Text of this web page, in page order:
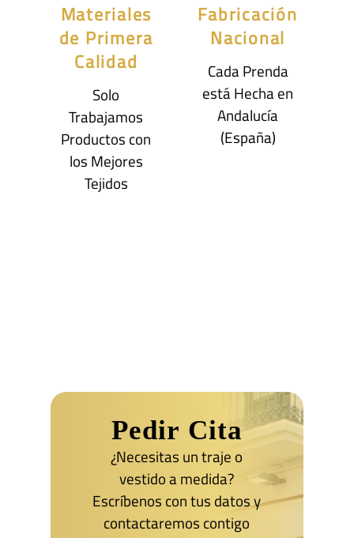
Materiales
de Primera
Calidad
Solo
Trabajamos
Productos con
los Mejores
Tejidos
Fabricación
Nacional
Cada Prenda
está Hecha en
Andalucía
(España)
Pedir Cita
¿Necesitas un traje o
vestido a medida?
Escríbenos con tus datos y
contactaremos contigo